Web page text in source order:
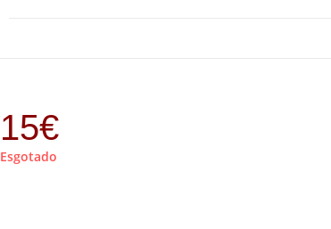
15€
Esgotado